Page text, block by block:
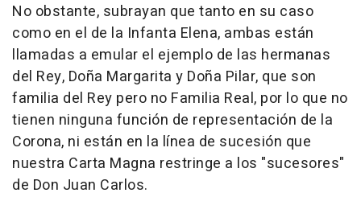
No obstante, subrayan que tanto en su caso
como en el de la Infanta Elena, ambas están
llamadas a emular el ejemplo de las hermanas
del Rey, Doña Margarita y Doña Pilar, que son
familia del Rey pero no Familia Real, por lo que no
tienen ninguna función de representación de la
Corona, ni están en la línea de sucesión que
nuestra Carta Magna restringe a los "sucesores"
de Don Juan Carlos.